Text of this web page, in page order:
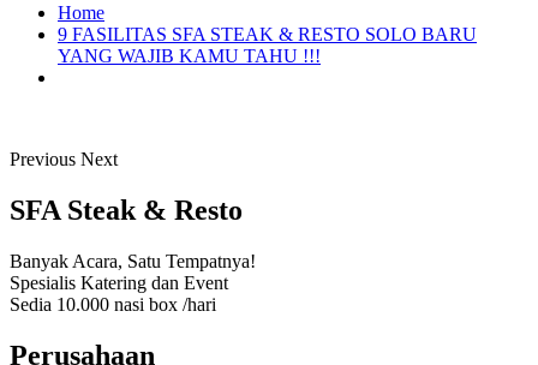
Home
9 FASILITAS SFA STEAK & RESTO SOLO BARU
YANG WAJIB KAMU TAHU !!!
Previous Next
SFA Steak & Resto
Banyak Acara, Satu Tempatnya!
Spesialis Katering dan Event
Sedia 10.000 nasi box /hari
Perusahaan